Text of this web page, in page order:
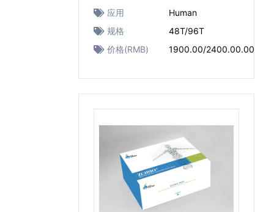
应用
Human
规格
48T/96T
价格(RMB)
1900.00/2400.00.00